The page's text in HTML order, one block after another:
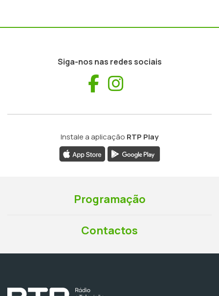
Siga-nos nas redes sociais
Facebook
Instale a aplicação RTP Play
Programação
Contactos